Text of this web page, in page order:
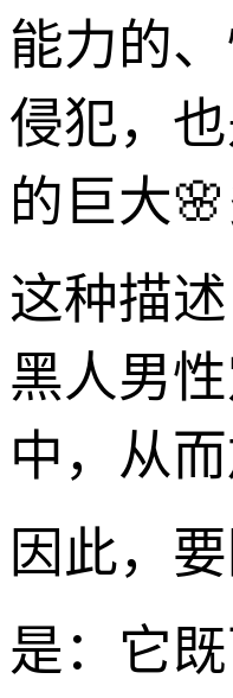
能力的
侵犯，
的巨大
这种描
黑人男
中，从
因此，
是：它